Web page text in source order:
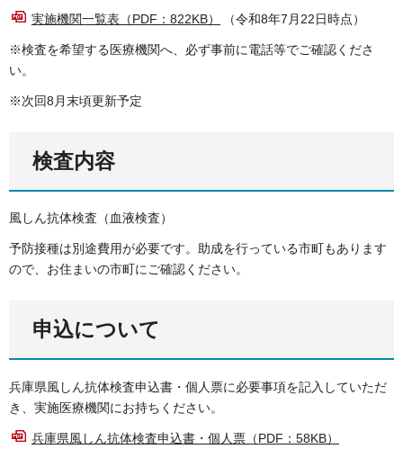
実施機関一覧表（PDF：822KB） （令和8年7月22日時点）
※検査を希望する医療機関へ、必ず事前に電話等でご確認くださ
い。
※次回8月末頃更新予定
検査内容
風しん抗体検査（血液検査）
予防接種は別途費用が必要です。助成を行っている市町もあります
ので、お住まいの市町にご確認ください。
申込について
兵庫県風しん抗体検査申込書・個人票に必要事項を記入していただ
き、実施医療機関にお持ちください。
兵庫県風しん抗体検査申込書・個人票（PDF：58KB）